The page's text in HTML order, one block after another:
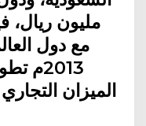
مليون ريال،
الميزان